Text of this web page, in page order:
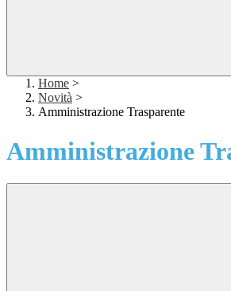
Home >
Novità >
Amministrazione Trasparente
Amministrazione